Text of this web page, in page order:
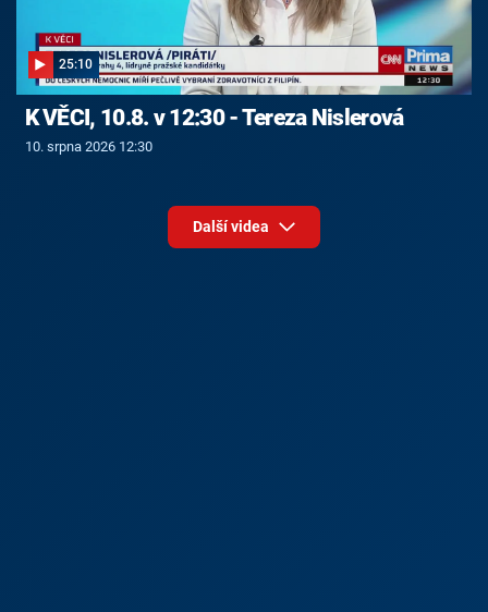
25:10
K VĚCI, 10.8. v 12:30 - Tereza Nislerová
10. srpna 2026 12:30
Další videa